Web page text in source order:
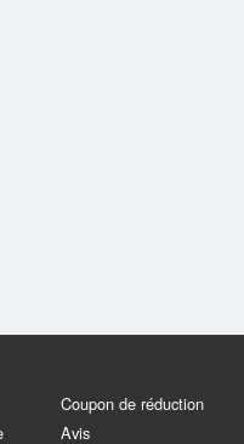
Coupon de réduction
Avis